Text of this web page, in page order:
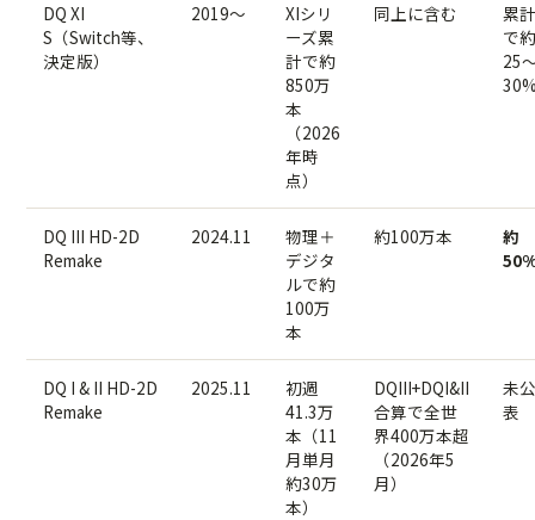
DQ XI
S（Switch等、
決定版）
2019〜
XIシリ
ーズ累
計で約
850万
本
（2026
年時
点）
同上に含む
累計
で約
25
DQ III HD-2D
Remake
2024.11
物理＋
デジタ
ルで約
100万
本
約100万本
約
DQ I & II HD-2D
Remake
2025.11
初週
41.3万
本（11
月単月
約30万
本）
DQIII+DQI&II
合算で全世
界400万本超
（2026年5
月）
未公
表